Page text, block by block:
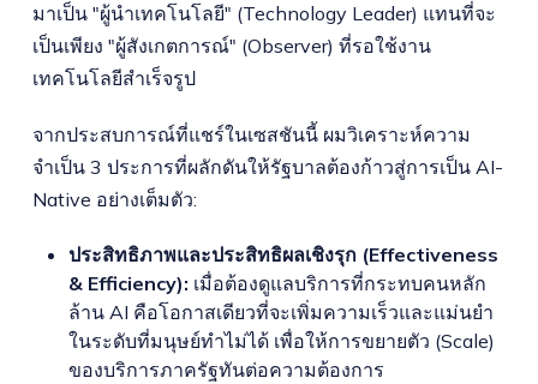
มาเป็น "ผู้นำเทคโนโลยี" (Technology Leader) แทนที่จะ
เป็นเพียง "ผู้สังเกตการณ์" (Observer) ที่รอใช้งาน
เทคโนโลยีสำเร็จรูป
จากประสบการณ์ที่แชร์ในเซสชันนี้ ผมวิเคราะห์ความ
จำเป็น 3 ประการที่ผลักดันให้รัฐบาลต้องก้าวสู่การเป็น AI-
Native อย่างเต็มตัว:
ประสิทธิภาพและประสิทธิผลเชิงรุก (Effectiveness
& Efficiency): เมื่อต้องดูแลบริการที่กระทบคนหลัก
ล้าน AI คือโอกาสเดียวที่จะเพิ่มความเร็วและแม่นยำ
ในระดับที่มนุษย์ทำไม่ได้ เพื่อให้การขยายตัว (Scale)
ของบริการภาครัฐทันต่อความต้องการ